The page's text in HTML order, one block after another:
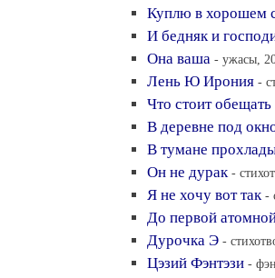
Куплю в хорошем
И бедняк и
Она ваша - ужасы,
Лень Ю Ирония -
Что стоит
В деревне под
В тумане
Он не дурак -
Я не хочу вот так -
До первой
Дурочка Э -
Цэзий Фэнтэзи -